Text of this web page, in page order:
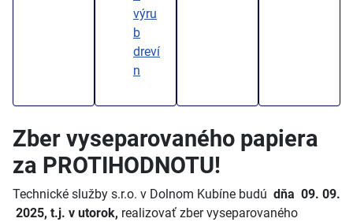
výru
b
dreví
n
Zber vyseparovaného papiera
za PROTIHODNOTU!
Technické služby s.r.o. v Dolnom Kubíne budú dňa 09. 09.
2025, t.j. v utorok, realizovať zber vyseparovaného